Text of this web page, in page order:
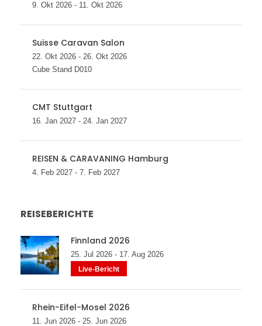
9. Okt 2026 - 11. Okt 2026
Suisse Caravan Salon
22. Okt 2026 - 26. Okt 2026
Cube Stand D010
CMT Stuttgart
16. Jan 2027 - 24. Jan 2027
REISEN & CARAVANING Hamburg
4. Feb 2027 - 7. Feb 2027
REISEBERICHTE
Finnland 2026
25. Jul 2026 - 17. Aug 2026
Live-Bericht
Rhein-Eifel-Mosel 2026
11. Jun 2026 - 25. Jun 2026